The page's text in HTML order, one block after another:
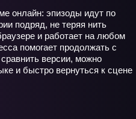
онлайн: эпизоды идут по
подряд, не теряя нить
и работает на любом
помогает продолжать с
версии, можно
и быстро вернуться к сцене